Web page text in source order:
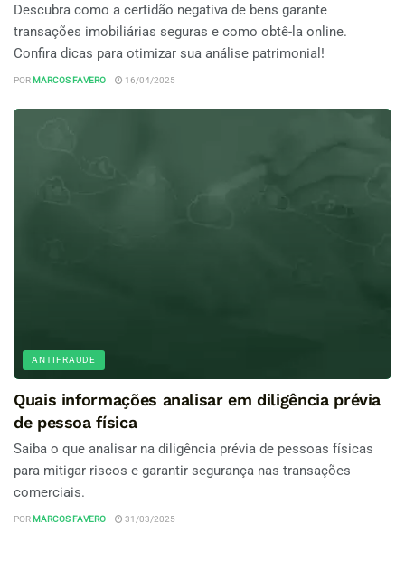
Descubra como a certidão negativa de bens garante
transações imobiliárias seguras e como obtê-la online.
Confira dicas para otimizar sua análise patrimonial!
POR MARCOS FAVERO 16/04/2025
ANTIFRAUDE
Quais informações analisar em diligência prévia
de pessoa física
Saiba o que analisar na diligência prévia de pessoas físicas
para mitigar riscos e garantir segurança nas transações
comerciais.
POR MARCOS FAVERO 31/03/2025